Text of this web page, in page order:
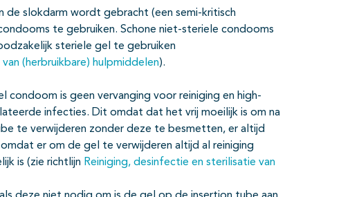
de slokdarm wordt gebracht (een semi-kritisch
te gebruiken. Schone niet-steriele condooms
steriele gel te gebruiken
(herbruikbare) hulpmiddelen).
condoom is geen vervanging voor reiniging en high-
infecties. Dit omdat dat het vrij moeilijk is om na
te verwijderen zonder deze te besmetten, er altijd
er om de gel te verwijderen altijd al reiniging
is (zie richtlijn Reiniging, desinfectie en sterilisatie van